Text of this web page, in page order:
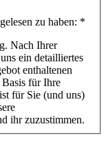
zu haben: *
Nach Ihrer
ein detailliertes
enthaltenen
für Ihre
für Sie (und uns)
ihr zuzustimmen.